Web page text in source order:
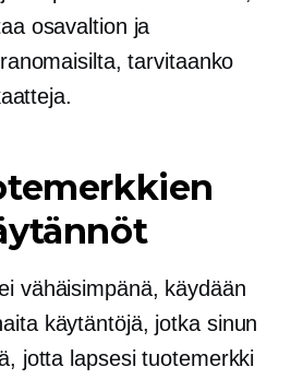
osavaltion ja
tarvitaanko
vähäisimpänä, käydään
käytäntöjä, jotka sinun
jotta lapsesi tuotemerkki